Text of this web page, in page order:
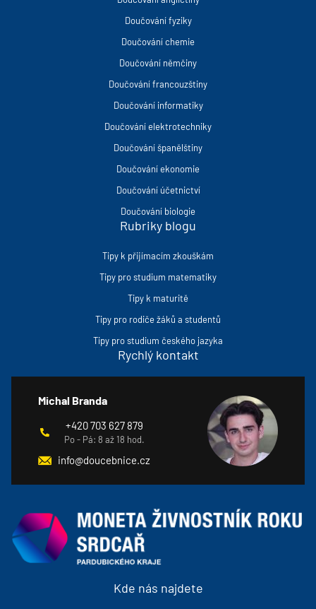
Doučování fyziky
Doučování chemie
Doučování němčiny
Doučování francouzštiny
Doučování informatiky
Doučování elektrotechniky
Doučování španělštiny
Doučování ekonomie
Doučování účetnictví
Doučování biologie
Rubriky blogu
Tipy k přijímacím zkouškám
Tipy pro studium matematiky
Tipy k maturitě
Tipy pro rodiče žáků a studentů
Tipy pro studium českého jazyka
Rychlý kontakt
Michal Branda
+420 703 627 879
Po - Pá: 8 až 18 hod.
info@doucebnice.cz
Kde nás najdete